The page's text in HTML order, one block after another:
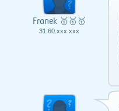
Franek 🥇🥇🥇
31.60.xxx.xxx